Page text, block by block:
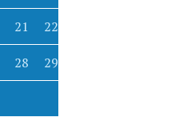
21 22
28 29